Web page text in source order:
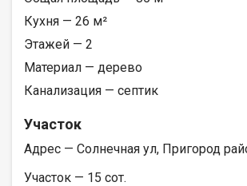
Кухня — 26 м²
Этажей — 2
Материал — дерево
Канализация — септик
Участок
Адрес — Солнечная ул, Пригород
Участок — 15 сот.